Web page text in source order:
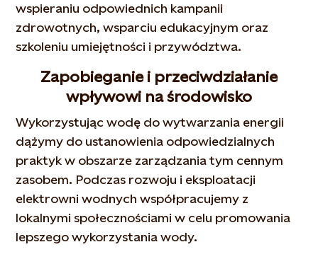
wspieraniu odpowiednich kampanii
zdrowotnych, wsparciu edukacyjnym oraz
szkoleniu umiejętności i przywództwa.
Zapobieganie i przeciwdziałanie
wpływowi na środowisko
Wykorzystując wodę do wytwarzania energii
dążymy do ustanowienia odpowiedzialnych
praktyk w obszarze zarządzania tym cennym
zasobem. Podczas rozwoju i eksploatacji
elektrowni wodnych współpracujemy z
lokalnymi społecznościami w celu promowania
lepszego wykorzystania wody.